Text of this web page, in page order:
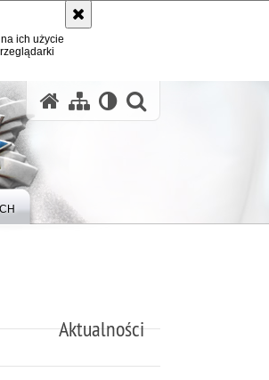
ich użycie
Aktualności